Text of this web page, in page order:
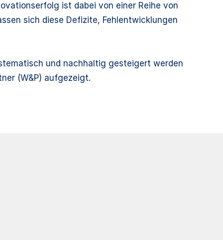
ist dabei von einer Reihe von
sich diese Defizite, Fehlentwicklungen
und nachhaltig gesteigert werden
(W&P) aufgezeigt.